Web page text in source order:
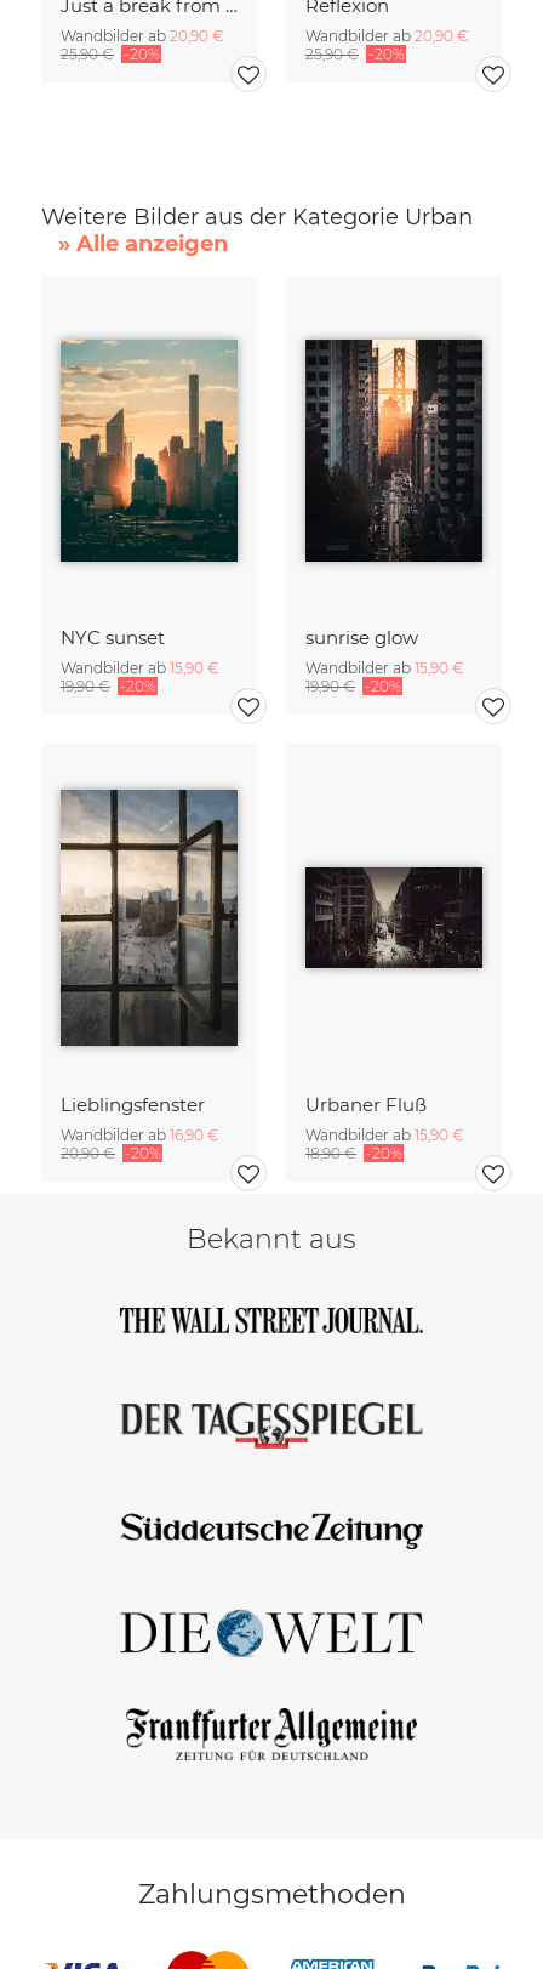
Just a break from the rush
Wandbilder ab 20,90 €
25,90 € -20%
Reflexion
Wandbilder ab 20,90 €
25,90 € -20%
Weitere Bilder aus der Kategorie Urban
» Alle anzeigen
NYC sunset
Wandbilder ab 15,90 €
19,90 € -20%
sunrise glow
Wandbilder ab 15,90 €
19,90 € -20%
Lieblingsfenster
Wandbilder ab 16,90 €
20,90 € -20%
Urbaner Fluß
Wandbilder ab 15,90 €
18,90 € -20%
Bekannt aus
Zahlungsmethoden